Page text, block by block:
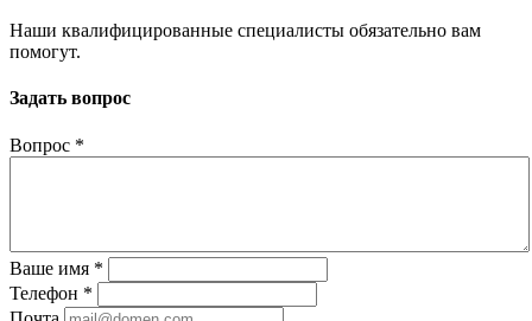
Наши квалифицированные специалисты обязательно вам
помогут.
Задать вопрос
Вопрос *
Ваше имя *
Телефон *